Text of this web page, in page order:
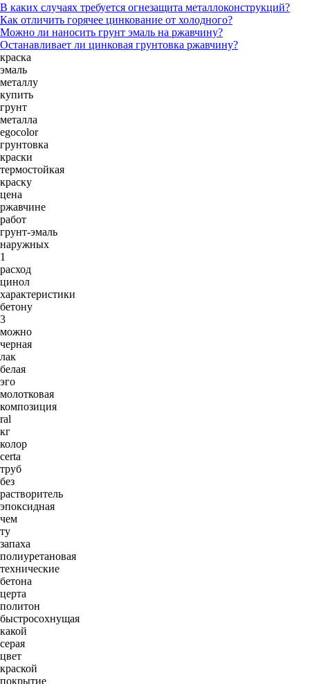
В каких случаях требуется огнезащита металлоконструкций?
Как отличить горячее цинкование от холодного?
Можно ли наносить грунт эмаль на ржавчину?
Останавливает ли цинковая грунтовка ржавчину?
краска
эмаль
металлу
купить
грунт
металла
egocolor
грунтовка
краски
термостойкая
краску
цена
ржавчине
работ
грунт-эмаль
наружных
1
расход
цинол
характеристики
бетону
3
можно
черная
лак
белая
эго
молотковая
композиция
ral
кг
колор
certa
труб
без
растворитель
эпоксидная
чем
ту
запаха
полиуретановая
технические
бетона
церта
политон
быстросохнущая
какой
серая
цвет
краской
покрытие